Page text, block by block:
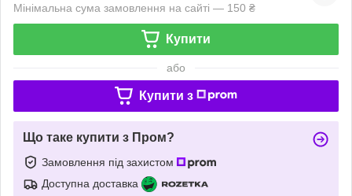
Мінімальна сума замовлення на сайті — 150 ₴
Купити
або
Купити з
Що таке купити з Пром?
Замовлення під захистом
Доступна доставка